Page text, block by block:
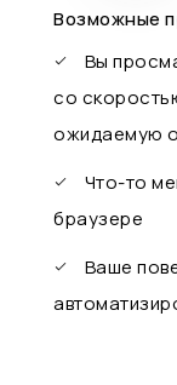
Возможные
Вы
со
ожидаемую
Что-то
браузере
Ваше